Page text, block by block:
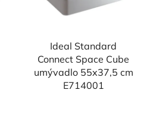
Ideal Standard
Connect Space Cube
umývadlo 55x37,5 cm
E714001